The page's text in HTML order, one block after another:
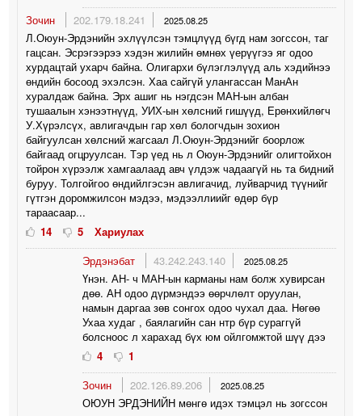
Зочин
202.179.18.241 2025.08.25
Л.Оюун-Эрдэнийн эхлүүлсэн тэмцлүүд бүгд нам зогссон, таг
гацсан. Эсрэгээрээ хэдэн жилийн өмнөх үерүүгээ яг одоо
хурдацтай ухарч байна. Олигархи бүлэглэлүүд аль хэдийнээ
өндийн босоод эхэлсэн. Хаа сайгүй улангассан МанАн
хуралдаж байна. Эрх ашиг нь нэгдсэн МАН-ын албан
тушаалын хэнээтнүүд, УИХ-ын хөлсний гишүүд, Ерөнхийлөгч
У.Хүрэлсүх, авлигачдын гар хөл бологчдын зохион
байгуулсан хөлсний жагсаал Л.Оюун-Эрдэнийг боорлож
байгаад огцруулсан. Тэр үед нь л Оюун-Эрдэнийг олигтойхон
тойрон хүрээлж хамгаалаад авч үлдэж чадаагүй нь та бидний
буруу. Толгойгоо өндийлгэсэн авлигачид, луйварчид түүнийг
гүтгэн доромжилсон мэдээ, мэдээллиийг өдөр бүр
тараасаар...
14
5
Хариулах
Эрдэнэбат
43.242.243.140 2025.08.25
Үнэн. АН- ч МАН-ын карманы нам болж хувирсан
дөө. АН одоо дүрмэндээ өөрчлөлт оруулан,
намын даргаа зөв сонгох одоо чухал даа. Нөгөө
Ухаа худаг , баялагийн сан нтр бүр сураггүй
болсноос л харахад бүх юм ойлгомжтой шүү дээ
4
1
Зочин
202.126.89.206 2025.08.25
ОЮУН ЭРДЭНИЙН мөнгө идэх тэмцэл нь зогссон